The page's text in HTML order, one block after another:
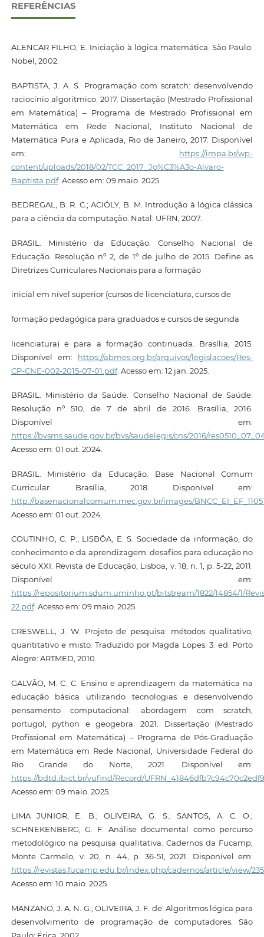
REFERÊNCIAS
ALENCAR FILHO, E. Iniciação à lógica matemática. São Paulo:
Nobel, 2002.
BAPTISTA, J. A. S. Programação com scratch: desenvolvendo
raciocínio algorítmico. 2017. Dissertação (Mestrado Profissional
em Matemática) – Programa de Mestrado Profissional em
Matemática em Rede Nacional, Instituto Nacional de
Matemática Pura e Aplicada, Rio de Janeiro, 2017. Disponível
em: https://impa.br/wp-
content/uploads/2018/02/TCC_2017_Jo%C3%A3o-Alvaro-
Baptista.pdf. Acesso em: 09 maio. 2025.
BEDREGAL, B. R. C.; ACIÓLY, B. M. Introdução à lógica clássica
para a ciência da computação. Natal: UFRN, 2007.
BRASIL. Ministério da Educação. Conselho Nacional de
Educação. Resolução nº 2, de 1º de julho de 2015. Define as
Diretrizes Curriculares Nacionais para a formação
inicial em nível superior (cursos de licenciatura, cursos de
formação pedagógica para graduados e cursos de segunda
licenciatura) e para a formação continuada. Brasília, 2015.
Disponível em: https://abmes.org.br/arquivos/legislacoes/Res-
CP-CNE-002-2015-07-01.pdf. Acesso em: 12 jan. 2025.
BRASIL. Ministério da Saúde. Conselho Nacional de Saúde.
Resolução nº 510, de 7 de abril de 2016. Brasília, 2016.
Disponível em:
https://bvsms.saude.gov.br/bvs/saudelegis/cns/2016/
Acesso em: 01 out. 2024.
BRASIL. Ministério da Educação. Base Nacional Comum
Curricular. Brasília, 2018. Disponível em:
http://basenacionalcomum.mec.gov.br/images/
Acesso em: 01 out. 2024.
COUTINHO, C. P.; LISBÔA, E. S. Sociedade da informação, do
conhecimento e da aprendizagem: desafios para educação no
século XXI. Revista de Educação, Lisboa, v. 18, n. 1, p. 5-22, 2011.
Disponível em:
https://repositorium.sdum.uminho.pt/bitstream/1822/14854/1/
22.pdf. Acesso em: 09 maio. 2025.
CRESWELL, J. W. Projeto de pesquisa: métodos qualitativo,
quantitativo e misto. Traduzido por Magda Lopes. 3. ed. Porto
Alegre: ARTMED, 2010.
GALVÃO, M. C. C. Ensino e aprendizagem da matemática na
educação básica utilizando tecnologias e desenvolvendo
pensamento computacional: abordagem com scratch,
portugol, python e geogebra. 2021. Dissertação (Mestrado
Profissional em Matemática) – Programa de Pós-Graduação
em Matemática em Rede Nacional, Universidade Federal do
Rio Grande do Norte, 2021. Disponível em:
https://bdtd.ibict.br/vufind/Record/
Acesso em: 09 maio. 2025.
LIMA JUNIOR, E. B.; OLIVEIRA, G. S.; SANTOS, A. C. O.;
SCHNEKENBERG, G. F. Análise documental como percurso
metodológico na pesquisa qualitativa. Cadernos da Fucamp,
Monte Carmelo, v. 20, n. 44, p. 36-51, 2021. Disponível em:
https://revistas.fucamp.edu.br/index.php/cadernos/article/view/
Acesso em: 10 maio. 2025.
MANZANO, J. A. N. G.; OLIVEIRA, J. F. de. Algoritmos lógica para
desenvolvimento de programação de computadores. São
Paulo: Érica, 2002.